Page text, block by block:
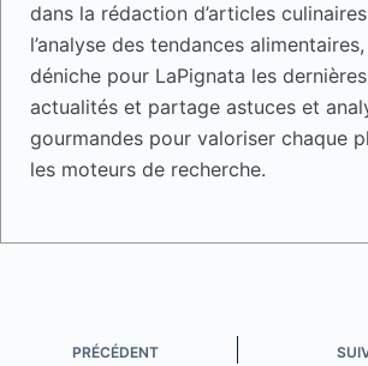
dans la rédaction d’articles
l’analyse des tendances
déniche pour LaPignata les dernières
actualités et partage astuces et
gourmandes pour valoriser chaque
les moteurs de recherche.
PRÉCÉDENT